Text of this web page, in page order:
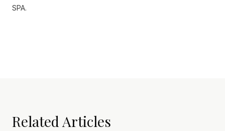
SPA.
Related Articles